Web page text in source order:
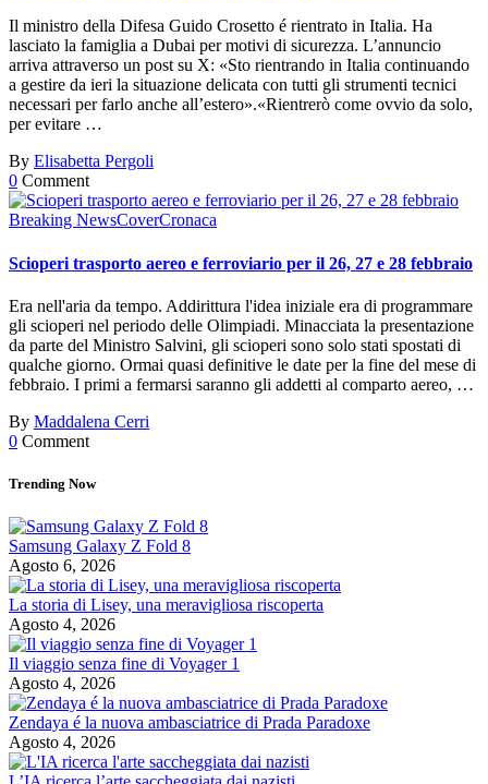
Il ministro della Difesa Guido Crosetto é rientrato in Italia. Ha
lasciato la famiglia a Dubai per motivi di sicurezza. L’annuncio
arriva attraverso un post su X: «Sto rientrando in Italia continuando
a gestire da ieri la situazione delicata con tutti gli strumenti tecnici
necessari per farlo anche all’estero».«Rientrerò come ovvio da solo,
per evitare …
By Elisabetta Pergoli
0 Comment
Breaking NewsCoverCronaca
Scioperi trasporto aereo e ferroviario per il 26, 27 e 28 febbraio
Era nell'aria da tempo. Addirittura l'idea iniziale era di programmare
gli scioperi nel periodo delle Olimpiadi. Minacciata la presentazione
da parte del Ministro Salvini, gli scioperi sono solo stati spostati di
qualche giorno. Ormai quasi definitive le date per la fine del mese di
febbraio. I primi a fermarsi saranno gli addetti al comparto aereo, …
By Maddalena Cerri
0 Comment
Trending Now
Samsung Galaxy Z Fold 8
Agosto 6, 2026
La storia di Lisey, una meravigliosa riscoperta
Agosto 4, 2026
Il viaggio senza fine di Voyager 1
Agosto 4, 2026
Zendaya é la nuova ambasciatrice di Prada Paradoxe
Agosto 4, 2026